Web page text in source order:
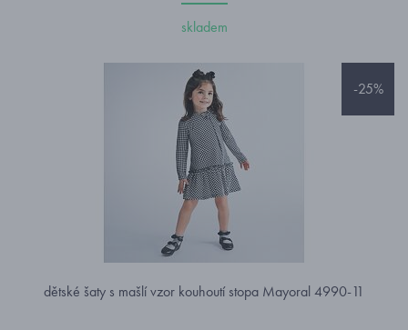
skladem
-25%
dětské šaty s mašlí vzor kouhoutí stopa Mayoral 4990-11